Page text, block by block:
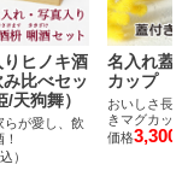
ヒノキ酒
比べセッ
/天狗舞）
らが愛し、飲
）
名入れ蓋
カップ
おいしさ長
きマグカップ
価格3,300